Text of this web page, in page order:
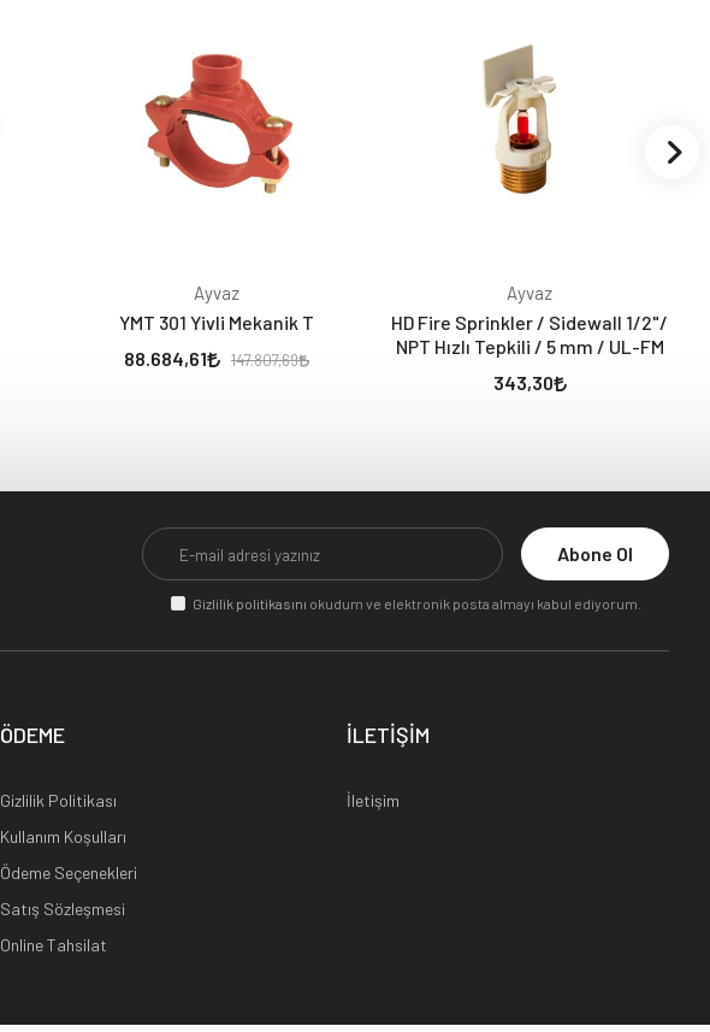
Ayvaz
YMT 301 Yivli Mekanik T
88.684,61
147.807,69
Ayvaz
HD Fire Sprinkler / Sidewall 1/2"/
NPT Hızlı Tepkili / 5 mm / UL-FM
343,30
Abone Ol
Gizlilik politikasını okudum ve elektronik posta almayı kabul ediyorum.
ÖDEME
Gizlilik Politikası
Kullanım Koşulları
Ödeme Seçenekleri
Satış Sözleşmesi
Online Tahsilat
İLETİŞİM
İletişim